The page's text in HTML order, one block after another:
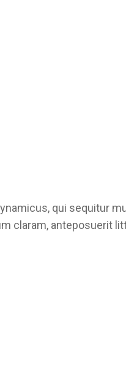
qui sequitur
claram, anteposuerit